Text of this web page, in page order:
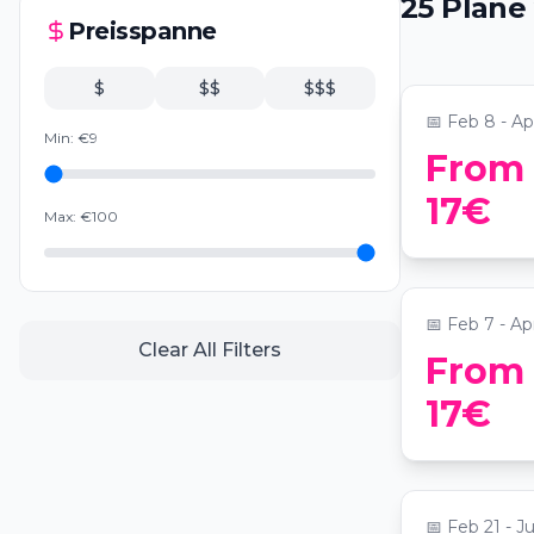
Preisspanne
$ $$ $$$
Min: €9
Max: €100
Clear All Filters
25 Pläne
ao Antigo
📅 Feb 8 -
From
17€
Beatles
📍Altis
📅 Feb 7 -
From
17€
Zimmer
📍EPIC
📅 Feb 21 -